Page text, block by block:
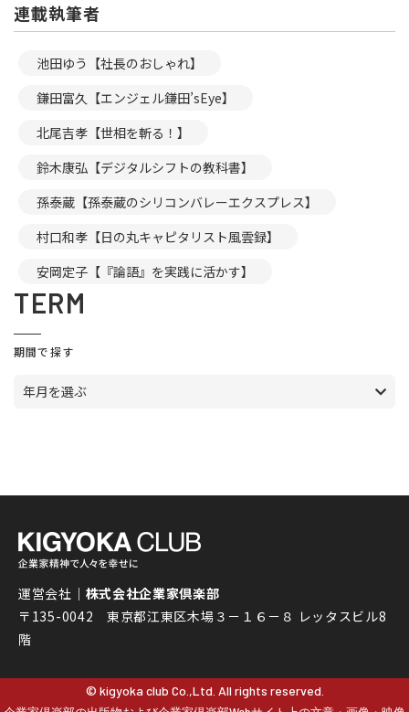
連載執筆者
池田ゆう【社長のおしゃれ】
鎌田富久【エンジェル鎌田’sEye】
北尾吉孝【世相を斬る！】
鈴木康弘【デジタルシフトの教科書】
孫泰蔵【孫泰蔵のシリコンバレーエクスプレス】
村口和孝【日の丸キャピタリスト風雲録】
安岡定子【『論語』を実践に活かす】
TERM
期間で探す
年月を選ぶ
運営会社｜ 株式会社企業家倶楽部
〒135-0042 東京都江東区木場３－１６－８ レッタスビル8
階
© kigyoka club Co.,Ltd. All rights reserved.